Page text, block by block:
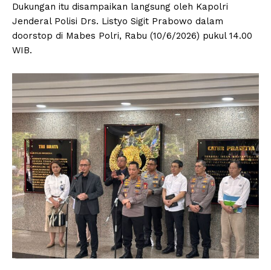
Dukungan itu disampaikan langsung oleh Kapolri
Jenderal Polisi Drs. Listyo Sigit Prabowo dalam
doorstop di Mabes Polri, Rabu (10/6/2026) pukul 14.00
WIB.